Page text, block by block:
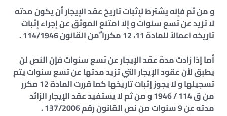
و من ثم فإنه يشترط لإثبات تاريخ عقد الإيجار أن يكون مدته
لا تزيد عن تسع سنوات و إلا امتنع الموثق عن إجراء إثبات
تاريخه اعمالاً للمادة 11، 12 مكررا ًمن القانون 114/1946 .
أما إذا زادت مدة عقد الإيجار عن تسع سنوات فإن النص لن
يطبق لأن عقود الإيجار التي تزيد مدتها عن تسع سنوات يتم
تسجيلها و لا يجوز إثبات تاريخها كما قررت المادة 12 مكرر
من ق 114 / 1946 و من ثم لا يستفيد عقد الإيجار الزائد
مدته عن 9 سنوات من نص القانون رقم 137/2006 .